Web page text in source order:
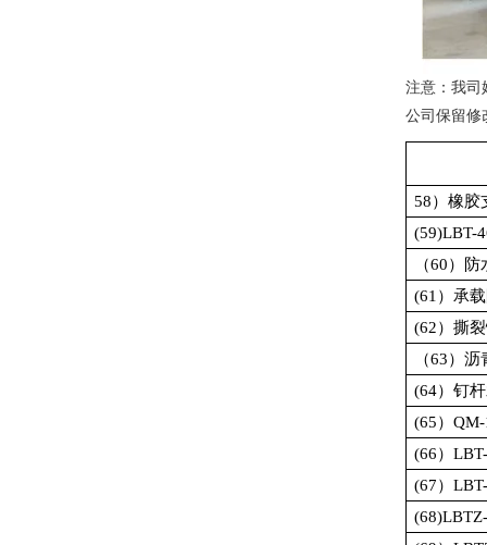
注意：我司
公司保留修
58）橡胶
(59)LBT-
（60）防
(61 ）承
(62）撕
（63）沥
(64）钉
(65） QM-
(66）
(67）